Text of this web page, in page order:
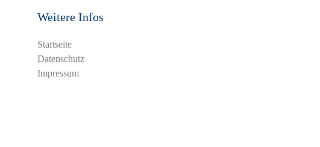
Weitere Infos
Startseite
Datenschutz
Impressum